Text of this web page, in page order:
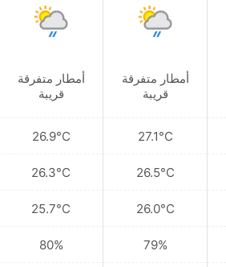
أمطار متفرقة
قريبة
27.1°C
26.5°C
26.0°C
79%
أمطار متفرقة
قريبة
26.9°C
26.3°C
25.7°C
80%